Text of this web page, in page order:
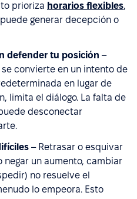
prioriza horarios flexibles,
generar decepción o
defender tu posición –
convierte en un intento de
en lugar de
limita el diálogo. La falta de
desconectar
– Retrasar o esquivar
un aumento, cambiar
no resuelve el
lo empeora. Esto